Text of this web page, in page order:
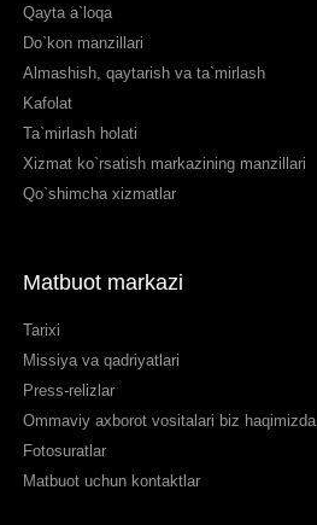
Qayta a`loqa
Do`kon manzillari
Almashish, qaytarish va ta`mirlash
Kafolat
Ta`mirlash holati
Xizmat ko`rsatish markazining manzillari
Qo`shimcha xizmatlar
Matbuot markazi
Tarixi
Missiya va qadriyatlari
Press-relizlar
Ommaviy axborot vositalari biz haqimizda
Fotosuratlar
Matbuot uchun kontaktlar